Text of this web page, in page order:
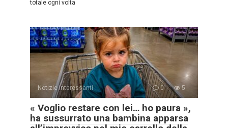
totale ogni volta
Notizie interessanti 0 5
« Voglio restare con lei… ho paura »,
ha sussurrato una bambina apparsa